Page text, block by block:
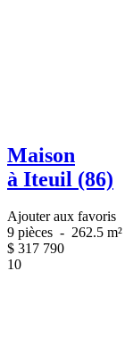
Maison
à Iteuil (86)
Ajouter aux favoris
9 pièces - 262.5 m²
$ 317 790
10